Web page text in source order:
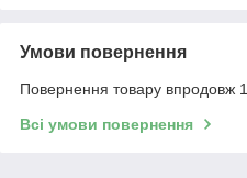
Умови повернення
Повернення товару впродовж
Всі умови повернення